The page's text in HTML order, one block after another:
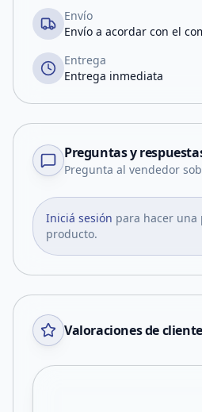
Envío
Envío a acordar con el
Entrega
Entrega inmediata
Preguntas y
Pregunta al vendedor
Iniciá sesión para hacer
producto.
Valoraciones de